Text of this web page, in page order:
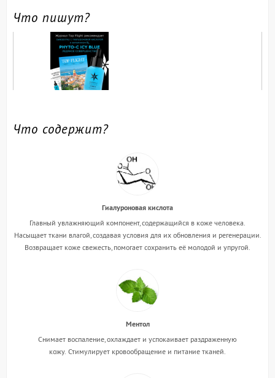
Что пишут?
Что содержит?
Гиалуроновая кислота
Главный увлажняющий компонент, содержащийся в коже человека.
Насыщает ткани влагой, создавая условия для их обновления и регенерации.
Возвращает коже свежесть, помогает сохранить её молодой и упругой.
Ментол
Снимает воспаление, охлаждает и успокаивает раздраженную
кожу. Стимулирует кровообращение и питание тканей.